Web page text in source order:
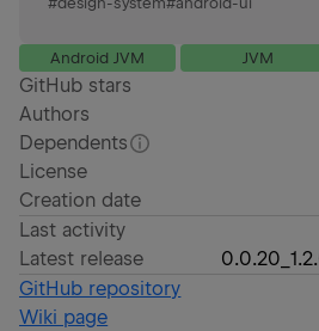
Android JVM JVM
GitHub stars
Authors
Dependents
License
Creation date
Last activity
Latest release
GitHub repository
Wiki page